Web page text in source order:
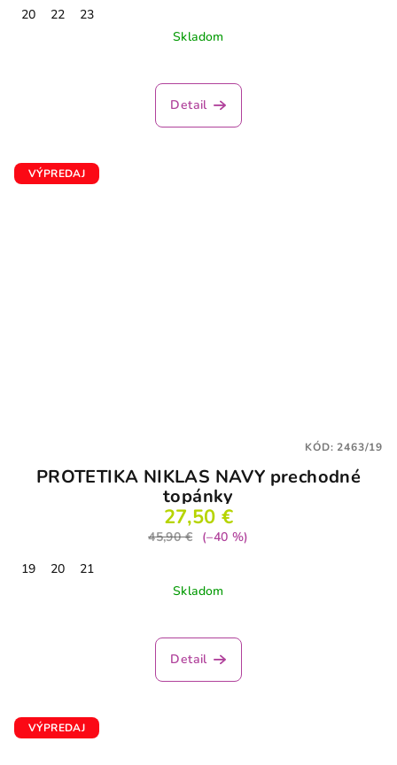
20 22
23
Skladom
hodnotenie
produktu
Detail
VÝPREDAJ
PROTETIKA NIKLAS NAVY prechodné
topánky
27,50 €
45,90 €
(–40 %)
19
20
21
Skladom
hodnotenie
produktu
Detail
KÓD:2463/19
VÝPREDAJ